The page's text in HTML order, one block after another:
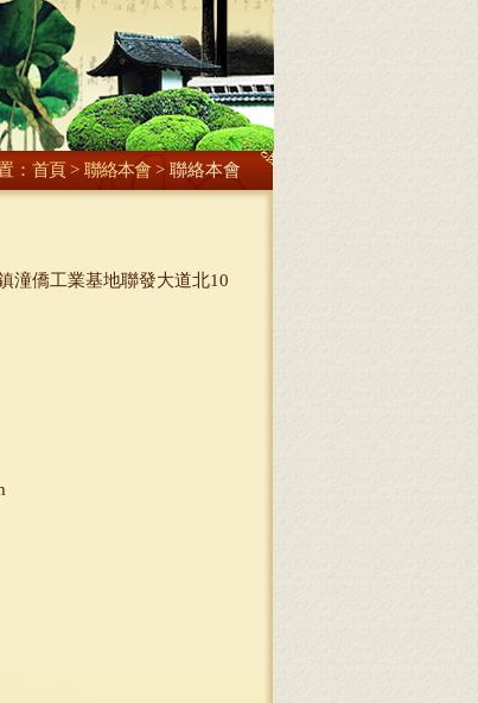
： 首頁> 聯絡本會 > 聯絡本會
潼僑工業基地聯發大道北10